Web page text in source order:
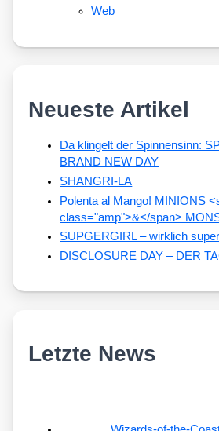
Web
Neueste Artikel
Da klingelt der Spinnensinn:
BRAND NEW DAY
SHANGRI-LA
Polenta al Mango! MINIONS
class="amp">&</span>
SUPGERGIRL – wirklich
DISCLOSURE DAY – DER
Letzte News